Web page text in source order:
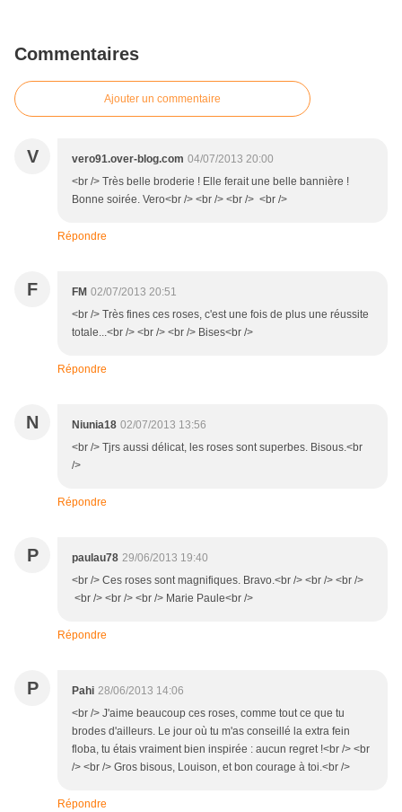
Commentaires
Ajouter un commentaire
V vero91.over-blog.com 04/07/2013 20:00
<br /> Très belle broderie ! Elle ferait une belle bannière !
Bonne soirée. Vero<br /> <br /> <br /> <br />
Répondre
F FM 02/07/2013 20:51
<br /> Très fines ces roses, c'est une fois de plus une réussite
totale...<br /> <br /> <br /> Bises<br />
Répondre
N Niunia18 02/07/2013 13:56
<br /> Tjrs aussi délicat, les roses sont superbes. Bisous.<br
/>
Répondre
P paulau78 29/06/2013 19:40
<br /> Ces roses sont magnifiques. Bravo.<br /> <br /> <br />
<br /> <br /> <br /> Marie Paule<br />
Répondre
P Pahi 28/06/2013 14:06
<br /> J'aime beaucoup ces roses, comme tout ce que tu
brodes d'ailleurs. Le jour où tu m'as conseillé la extra fein
floba, tu étais vraiment bien inspirée : aucun regret !<br /> <br
/> <br /> Gros bisous, Louison, et bon courage à toi.<br />
Répondre